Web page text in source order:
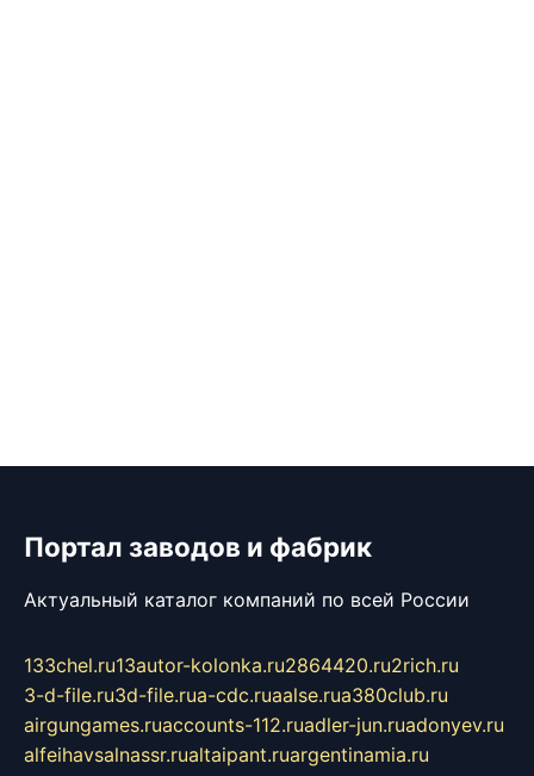
Портал заводов и фабрик
Актуальный каталог компаний по всей России
133chel.ru13autor-kolonka.ru2864420.ru2rich.ru
3-d-file.ru3d-file.rua-cdc.ruaalse.rua380club.ru
airgungames.ruaccounts-112.ruadler-jun.ruadonyev.ru
alfeihavsalnassr.rualtaipant.ruargentinamia.ru